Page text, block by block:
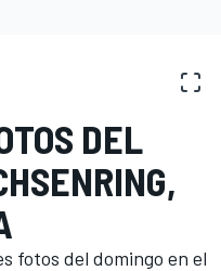
DEL
fotos del domingo en el